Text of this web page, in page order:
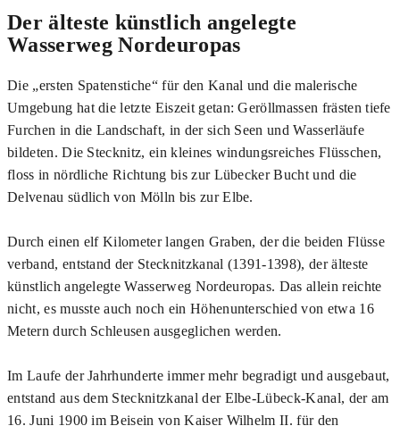
Der älteste künstlich angelegte
Wasserweg Nordeuropas
Die „ersten Spatenstiche“ für den Kanal und die malerische
Umgebung hat die letzte Eiszeit getan: Geröll­massen frästen tiefe
Furchen in die Landschaft, in der sich Seen und Wasserläufe
bildeten. Die Stecknitz, ein kleines windungsreiches Flüsschen,
floss in nördliche Richtung bis zur Lübecker Bucht und die
Delvenau südlich von Mölln bis zur Elbe.
Durch einen elf Kilometer langen Graben, der die beiden Flüsse
verband, entstand der Stecknitzkanal (1391-1398), der älteste
künstlich angelegte Wasserweg Nordeuropas. Das allein reichte
nicht, es musste auch noch ein Höhenunterschied von etwa 16
Metern durch Schleusen ausgeglichen werden.
Im Laufe der Jahrhunderte immer mehr begradigt und ausgebaut,
entstand aus dem Stecknitzkanal der Elbe-Lübeck-Kanal, der am
16. Juni 1900 im Beisein von Kaiser Wilhelm II. für den